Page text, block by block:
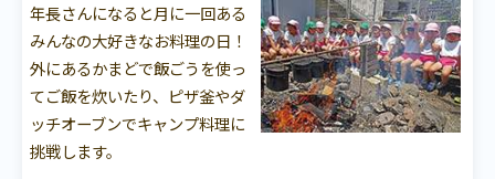
年長さんになると月に一回ある
みんなの大好きなお料理の日！
外にあるかまどで飯ごうを使っ
てご飯を炊いたり、ピザ釜やダ
ッチオーブンでキャンプ料理に
挑戦します。